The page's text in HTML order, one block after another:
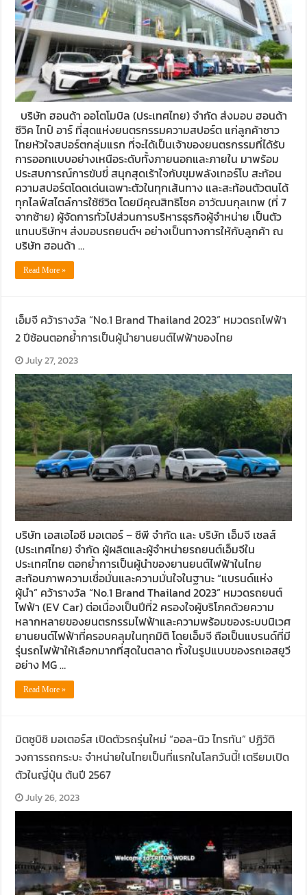
บริษัท ฮอนด้า ออโตโมบิล (ประเทศไทย) จำกัด ส่งมอบ ฮอนด้า
ซีวิค ไทป์ อาร์ ที่สุดแห่งยนตรกรรมความสปอร์ต แก่ลูกค้าชาว
ไทยหัวใจสปอร์ตกลุ่มแรก ที่จะได้เป็นเจ้าของยนตรกรรมที่ได้รับ
การออกแบบอย่างเหนือระดับทั้งภายนอกและภายใน มาพร้อม
ประสบการณ์การขับขี่ สนุกสุดเร้าใจกับขุมพลังเทอร์โบ สะท้อน
ความสปอร์ตโดดเด่นเฉพาะตัวในทุกเส้นทาง และสะท้อนตัวตนได้
ทุกไลฟ์สไตล์การใช้ชีวิต โดยมีคุณสิทธิโชค อาวัฒนกุลเทพ (ที่ 7
จากซ้าย) ผู้จัดการทั่วไปส่วนการบริหารธุรกิจผู้จำหน่าย เป็นตัว
แทนบริษัทฯ ส่งมอบรถยนต์ฯ อย่างเป็นทางการให้กับลูกค้า ณ
บริษัท ฮอนด้า …
Read More »
เอ็มจี คว้ารางวัล “No.1 Brand Thailand 2023” หมวดรถไฟฟ้า
2 ปีซ้อนตอกย้ำการเป็นผู้นำยานยนต์ไฟฟ้าของไทย
July 27, 2023
บริษัท เอสเอไอซี มอเตอร์ – ซีพี จำกัด และ บริษัท เอ็มจี เซลส์
(ประเทศไทย) จำกัด ผู้ผลิตและผู้จำหน่ายรถยนต์เอ็มจีใน
ประเทศไทย ตอกย้ำการเป็นผู้นำของยานยนต์ไฟฟ้าในไทย
สะท้อนภาพความเชื่อมั่นและความมั่นใจในฐานะ “แบรนด์แห่ง
ผู้นำ” คว้ารางวัล “No.1 Brand Thailand 2023” หมวดรถยนต์
ไฟฟ้า (EV Car) ต่อเนื่องเป็นปีที่2 ครองใจผู้บริโภคด้วยความ
หลากหลายของยนตรกรรมไฟฟ้าและความพร้อมของระบบนิเวศ
ยานยนต์ไฟฟ้าที่ครอบคลุมในทุกมิติ โดยเอ็มจี ถือเป็นแบรนด์ที่มี
รุ่นรถไฟฟ้าให้เลือกมากที่สุดในตลาด ทั้งในรูปแบบของรถเอสยูวี
อย่าง MG …
Read More »
มิตซูบิชิ มอเตอร์ส เปิดตัวรถรุ่นใหม่ “ออล-นิว ไทรทัน” ปฏิวัติ
วงการรถกระบะ จำหน่ายในไทยเป็นที่แรกในโลกวันนี้! เตรียมเปิด
ตัวในญี่ปุ่น ต้นปี 2567
July 26, 2023